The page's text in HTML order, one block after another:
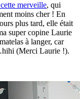
merveille, qui
moins cher ! En
plus tard, elle était
super copine Laurie
à langer, car
(Merci Laurie !).